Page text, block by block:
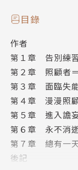
握著她的手直到最
絕不讓她寂寞的
儘管父親臨終的
但在母親面臨失
作者米奧再次義
無論事前做了多
想起「譫妄症狀
目錄
作者
第１章 告別練
第２章 照顧者
第３章 面臨失
第４章 漫漫照
第５章 進入譫
第６章 永不消
第７章 總有一
後記